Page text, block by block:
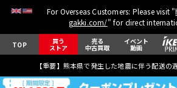
For Overseas Customers: Please visit "
gakki.com/" for direct
TOP 買う
ストア
売る
中古買取
イベント
動画
【重要】熊本県で発生した地震に伴う配送の